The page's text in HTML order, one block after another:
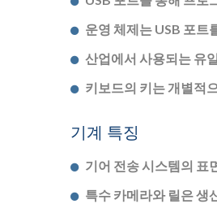
운영 체제는 USB 포트
산업에서 사용되는 유
키보드의 키는 개별적
기계 특징
기어 전송 시스템의 표
특수 카메라와 릴은 생